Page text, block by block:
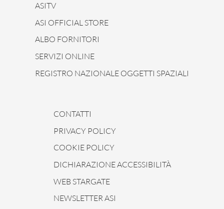
ASITV
ASI OFFICIAL STORE
ALBO FORNITORI
SERVIZI ONLINE
REGISTRO NAZIONALE OGGETTI SPAZIALI
CONTATTI
PRIVACY POLICY
COOKIE POLICY
DICHIARAZIONE ACCESSIBILITÀ
WEB STARGATE
NEWSLETTER ASI